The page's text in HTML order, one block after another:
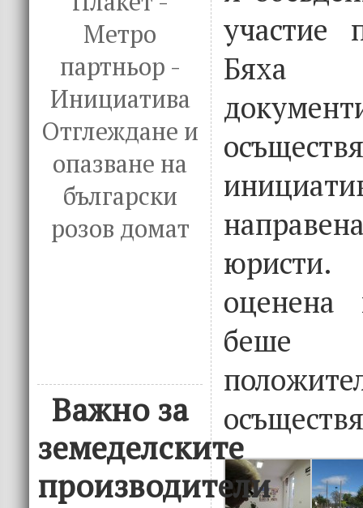
Метро
партньор -
Инициатива
Отглеждане и
опазване на
български
розов домат
Важно за
земеделските
производители
участие
Бяха